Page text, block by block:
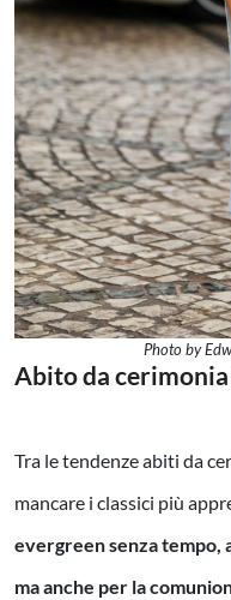
Photo by
Abito da
Tra le tendenze abiti da
mancare i classici più
evergreen senza tempo,
ma anche per la